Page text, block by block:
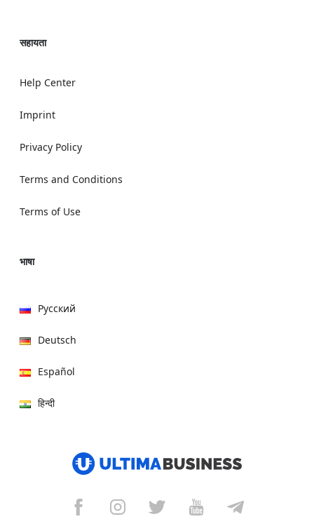
सहायता
Help Center
Imprint
Privacy Policy
Terms and Conditions
Terms of Use
भाषा
Русский
Deutsch
Español
हिन्दी